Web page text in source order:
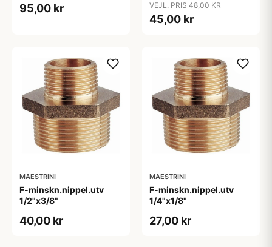
95,00 kr VEJL. PRIS 48,00 KR
45,00 kr
MAESTRINI
F-minskn.nippel.utv
1/2"x3/8"
40,00 kr
MAESTRINI
F-minskn.nippel.utv
1/4"x1/8"
27,00 kr